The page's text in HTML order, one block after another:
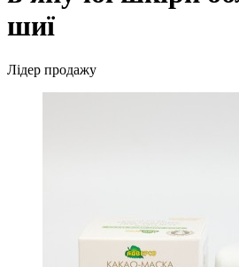
шиї
Лідер продажу